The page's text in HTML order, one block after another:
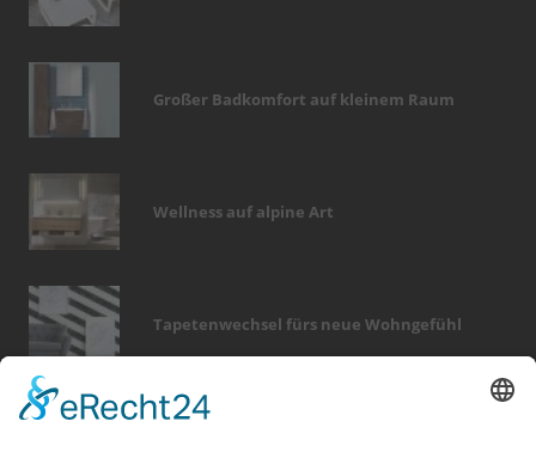
Großer Badkomfort auf kleinem Raum
Wellness auf alpine Art
Tapetenwechsel fürs neue Wohngefühl